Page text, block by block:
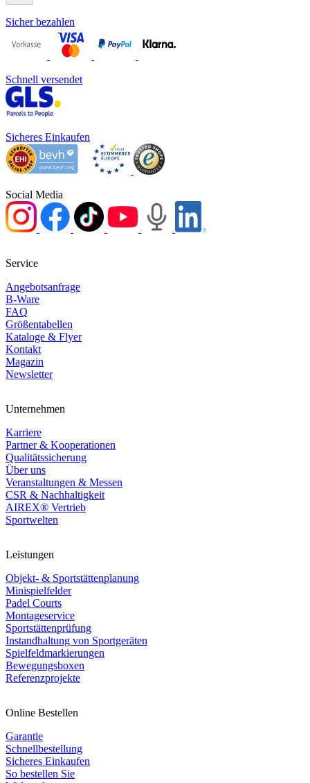
Sicher bezahlen
Schnell versendet
Sicheres Einkaufen
Social Media
Service
Angebotsanfrage
B-Ware
FAQ
Größentabellen
Kataloge & Flyer
Kontakt
Magazin
Newsletter
Unternehmen
Karriere
Partner & Kooperationen
Qualitätssicherung
Über uns
Veranstaltungen & Messen
CSR & Nachhaltigkeit
AIREX® Vertrieb
Sportwelten
Leistungen
Objekt- & Sportstättenplanung
Minispielfelder
Padel Courts
Montageservice
Sportstättenprüfung
Instandhaltung von Sportgeräten
Spielfeldmarkierungen
Bewegungsboxen
Referenzprojekte
Online Bestellen
Garantie
Schnellbestellung
Sicheres Einkaufen
So bestellen Sie